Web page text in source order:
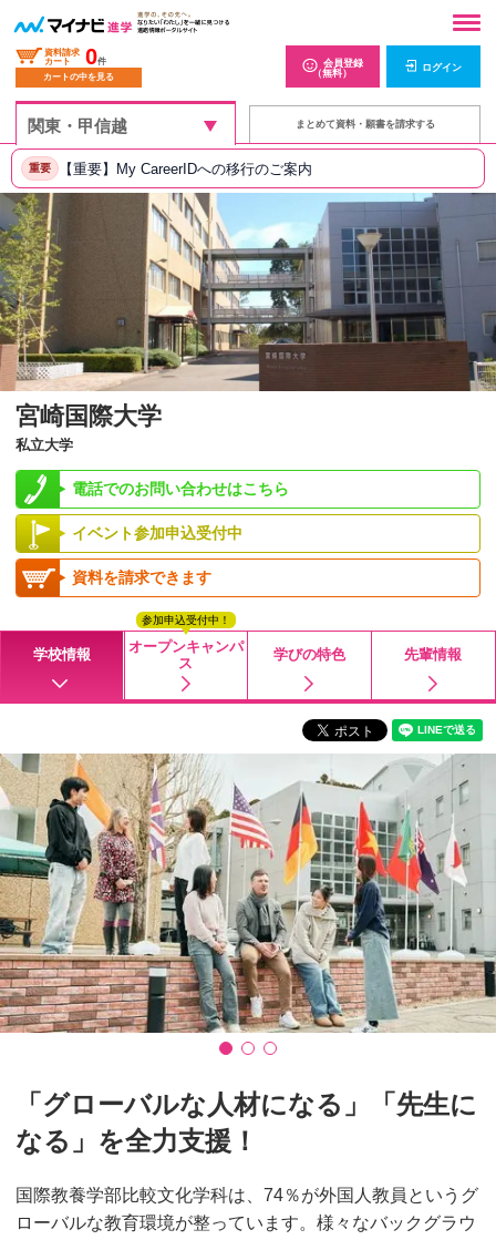
資料請求
カート
0件
カートの中を見る
会員登録
（無料）
ログイン
まとめて資料・願書を請求する
重要 【重要】My CareerIDへの移行のご案内
宮崎国際大学
私立大学
電話でのお問い合わせはこちら
イベント参加申込受付中
資料を請求できます
学校情報
オープンキャンパ
ス
参加申込受付中！
学びの特色 先輩情報
「グローバルな人材になる」「先生に
なる」を全力支援！
国際教養学部比較文化学科は、74％が外国人教員というグ
ローバルな教育環境が整っています。様々なバックグラウ